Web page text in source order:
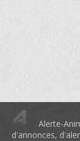
Alerte-
d'annonces,